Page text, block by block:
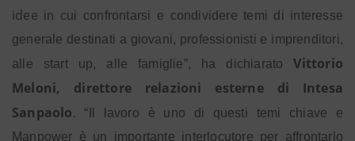
idee in cui confrontarsi e condividere temi di interesse
generale destinati a giovani, professionisti e imprenditori,
alle start up, alle famiglie”, ha dichiaratoVittorio
Meloni, direttore relazioni esterne di Intesa
Sanpaolo . “Il lavoro è uno di questi temi chiave e
Manpower è un importante interlocutore per affrontarlo